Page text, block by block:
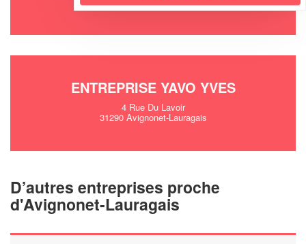
ENTREPRISE YAVO YVES
4 Rue Du Lavoir
31290 Avignonet-Lauragais
D’autres entreprises proche
d'Avignonet-Lauragais